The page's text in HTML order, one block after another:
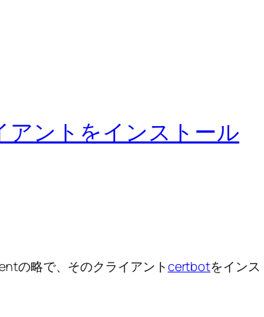
アントをインストール
の略で、そのクライアントcertbotをインス